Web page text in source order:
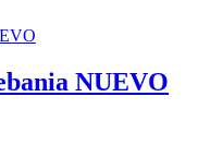
NUEVO